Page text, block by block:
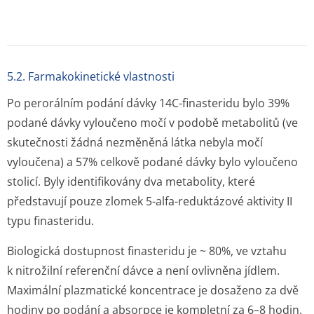
pořadí.
U osob vyššího věku je rychlost vylučování poněkud
u mužů ve věku 18–60 let, na 8 hodin u mužů starších
70 let. To však nemá žádný klinický význam a nevyžaduje
U pacientů s chronickým poškozením funkce ledvin,
u kterých clearance kreatininu byla v rozsahu
955 ml/min, nevedlo podání jednotlivé dávky
dobrovolníků. Část metabolitů, která byla normálně
vyloučena močí, byla vyloučena stolicí. Pročež se zdá, že
vylučování stolicí se zvyšuje úměrně poklesu vylučování